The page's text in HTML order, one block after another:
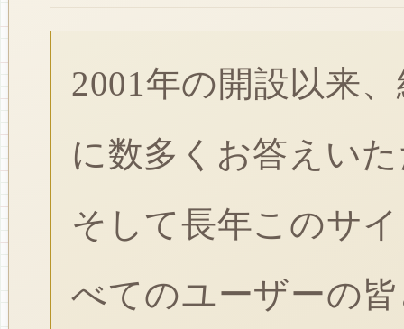
2001年の開設以来
に数多くお答えい
そして長年このサ
べてのユーザーの